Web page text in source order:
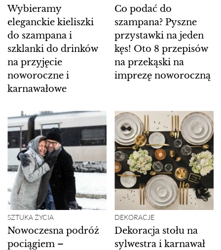
Wybieramy
eleganckie kieliszki
do szampana i
szklanki do drinków
na przyjęcie
noworoczne i
karnawałowe
Co podać do
szampana? Pyszne
przystawki na jeden
kęs! Oto 8 przepisów
na przekąski na
imprezę noworoczną
SZTUKA ŻYCIA
Nowoczesna podróż
pociągiem –
DEKORACJE
Dekoracja stołu na
sylwestra i karnawał